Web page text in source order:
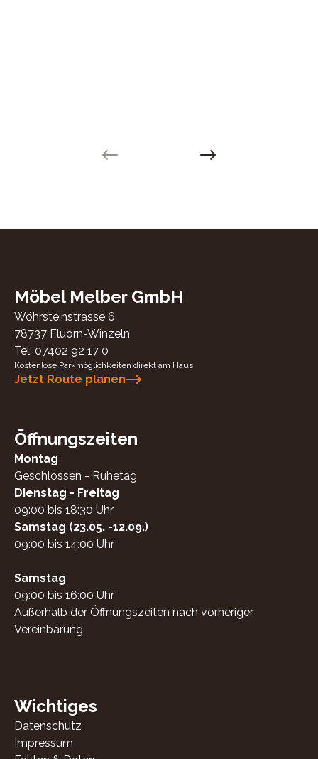
Next slide
Möbel Melber GmbH
Wöhrsteinstrasse 6
78737 Fluorn-Winzeln
Tel: 07402 92 17 0
Kostenlose Parkmöglichkeiten direkt am Haus
Jetzt Route planen
Öffnungszeiten
Montag
Geschlossen - Ruhetag
Dienstag - Freitag
09:00 bis 18:30 Uhr
Samstag (23.05. -12.09.)
09:00 bis 14:00 Uhr
Samstag
09:00 bis 16:00 Uhr
Außerhalb der Öffnungszeiten nach vorheriger
Vereinbarung
Wichtiges
Datenschutz
Impressum